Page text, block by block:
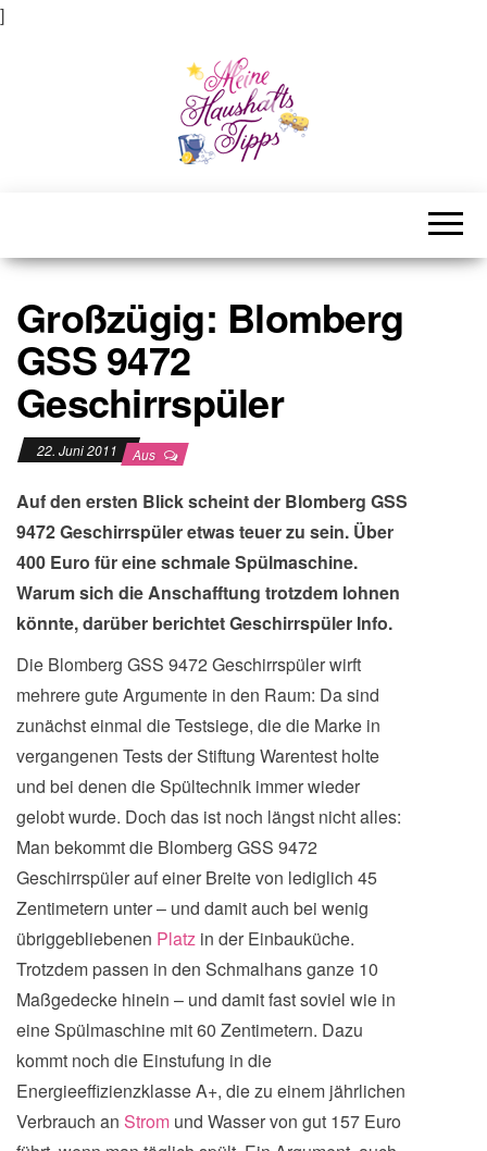
]
Großzügig: Blomberg
GSS 9472
Geschirrspüler
22. Juni 2011 Aus
Auf den ersten Blick scheint der Blomberg GSS
9472 Geschirrspüler etwas teuer zu sein. Über
400 Euro für eine schmale Spülmaschine.
Warum sich die Anschafftung trotzdem lohnen
könnte, darüber berichtet Geschirrspüler Info.
Die Blomberg GSS 9472 Geschirrspüler wirft
mehrere gute Argumente in den Raum: Da sind
zunächst einmal die Testsiege, die die Marke in
vergangenen Tests der Stiftung Warentest holte
und bei denen die Spültechnik immer wieder
gelobt wurde. Doch das ist noch längst nicht alles:
Man bekommt die Blomberg GSS 9472
Geschirrspüler auf einer Breite von lediglich 45
Zentimetern unter – und damit auch bei wenig
übriggebliebenen Platz in der Einbauküche.
Trotzdem passen in den Schmalhans ganze 10
Maßgedecke hinein – und damit fast soviel wie in
eine Spülmaschine mit 60 Zentimetern. Dazu
kommt noch die Einstufung in die
Energieeffizienzklasse A+, die zu einem jährlichen
Verbrauch an Strom und Wasser von gut 157 Euro